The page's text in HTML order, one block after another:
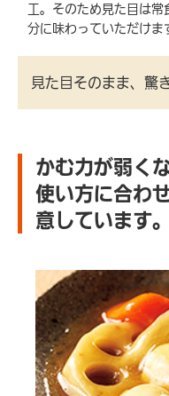
工。そのため見た目は
分に味わっていただけま
見た目そのまま、驚
かむ力が弱く
使い方に合わ
意しています。